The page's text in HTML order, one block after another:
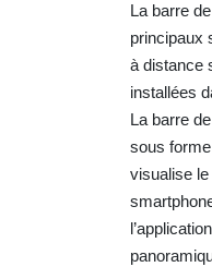
La barre
principaux
à distance
installées
La barre
sous
visualise